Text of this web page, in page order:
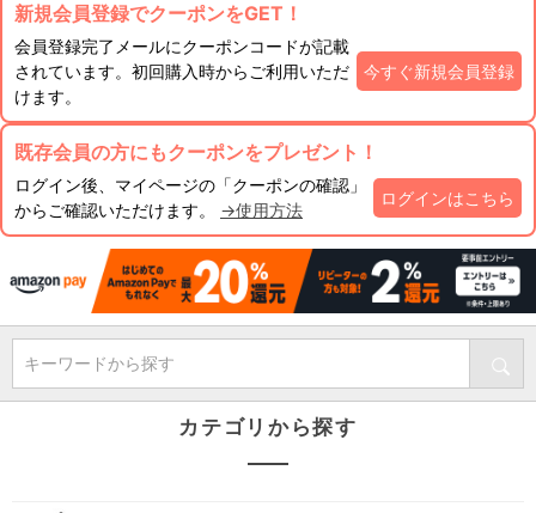
新規会員登録でクーポンをGET！
会員登録完了メールにクーポンコードが記載
されています。初回購入時からご利用いただ
けます。
今すぐ新規会員登録
既存会員の方にもクーポンをプレゼント！
ログイン後、マイページの「クーポンの確認」
からご確認いただけます。 →使用方法
ログインはこちら
キーワードから探す
カテゴリから探す